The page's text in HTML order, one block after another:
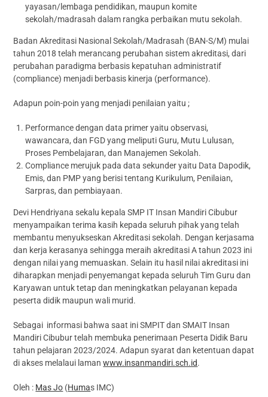
yayasan/lembaga pendidikan, maupun komite
sekolah/madrasah dalam rangka perbaikan mutu sekolah.
Badan Akreditasi Nasional Sekolah/Madrasah (BAN-S/M) mulai
tahun 2018 telah merancang perubahan sistem akreditasi, dari
perubahan paradigma berbasis kepatuhan administratif
(compliance) menjadi berbasis kinerja (performance).
Adapun poin-poin yang menjadi penilaian yaitu ;
Performance dengan data primer yaitu observasi,
wawancara, dan FGD yang meliputi Guru, Mutu Lulusan,
Proses Pembelajaran, dan Manajemen Sekolah.
Compliance merujuk pada data sekunder yaitu Data Dapodik,
Emis, dan PMP yang berisi tentang Kurikulum, Penilaian,
Sarpras, dan pembiayaan.
Devi Hendriyana sekalu kepala SMP IT Insan Mandiri Cibubur
menyampaikan terima kasih kepada seluruh pihak yang telah
membantu menyukseskan Akreditasi sekolah. Dengan kerjasama
dan kerja kerasanya sehingga meraih akreditasi A tahun 2023 ini
dengan nilai yang memuaskan. Selain itu hasil nilai akreditasi ini
diharapkan menjadi penyemangat kepada seluruh Tim Guru dan
Karyawan untuk tetap dan meningkatkan pelayanan kepada
peserta didik maupun wali murid.
Sebagai informasi bahwa saat ini SMPIT dan SMAIT Insan
Mandiri Cibubur telah membuka penerimaan Peserta Didik Baru
tahun pelajaran 2023/2024. Adapun syarat dan ketentuan dapat
di akses melalaui lamanwww.insanmandiri.sch.id.
Oleh : Mas Jo (Humas IMC)